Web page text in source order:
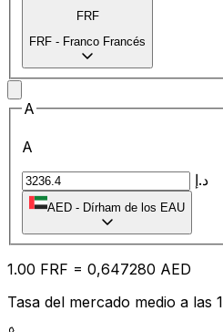
FRF
FRF - Franco Francés
A
A
د.إ
AED - Dírham de los EAU
1.00 FRF = 0,647280 AED
Tasa del mercado medio a las